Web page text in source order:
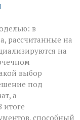
в
рассчитанные на
на
выбор
под
а
итоге
способный